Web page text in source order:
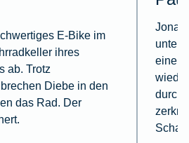
E-Bike im
ihres
ab. Trotz
Diebe in den
das Rad. Der
Jonas
einem